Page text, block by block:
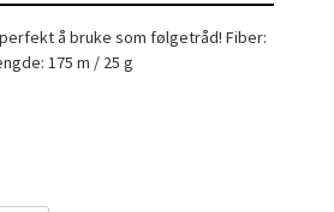
å bruke som følgetråd! Fiber:
175 m / 25 g